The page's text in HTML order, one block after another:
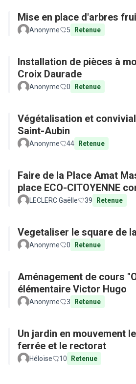
Mise en place d'arbres
Anonyme 5 Retenue
Installation de pièces à
Croix Daurade
Anonyme 0 Retenue
Végétalisation et
Saint-Aubin
Anonyme 44 Retenue
Faire de la Place Amat
place ECO-CITOYENNE
LECLERC Gaëlle 39 Retenue
Vegetaliser le square de
Anonyme 0 Retenue
Aménagement de cours
élémentaire Victor Hugo
Anonyme 3 Retenue
Un jardin en mouvement
ferrée et le rectorat
Héloïse 10 Retenue